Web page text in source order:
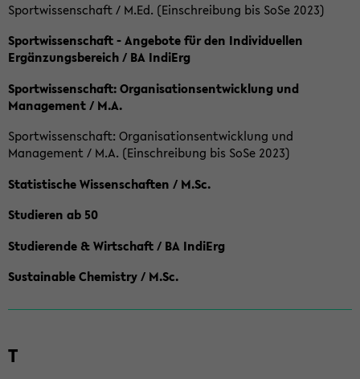
Sportwissenschaft / M.Ed. (Einschreibung bis SoSe 2023)
Sportwissenschaft - Angebote für den Individuellen
Ergänzungsbereich / BA IndiErg
Sportwissenschaft: Organisationsentwicklung und
Management / M.A.
Sportwissenschaft: Organisationsentwicklung und
Management / M.A. (Einschreibung bis SoSe 2023)
Statistische Wissenschaften / M.Sc.
Studieren ab 50
Studierende & Wirtschaft / BA IndiErg
Sustainable Chemistry / M.Sc.
T